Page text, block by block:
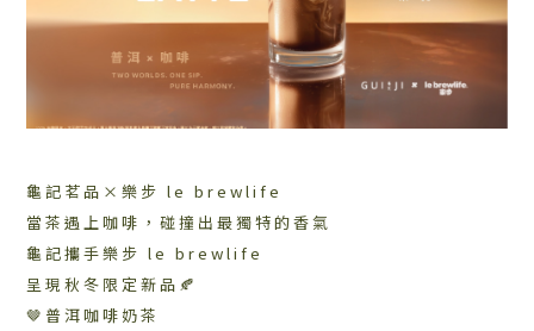
龜記茗品×樂步 le brewlife
當茶遇上咖啡，碰撞出最獨特的香氣
龜記攜手樂步 le brewlife
呈現秋冬限定新品🍂
🤎普洱咖啡奶茶